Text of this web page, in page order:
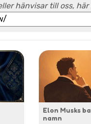
hänvisar till oss,
Elon Musks
namn